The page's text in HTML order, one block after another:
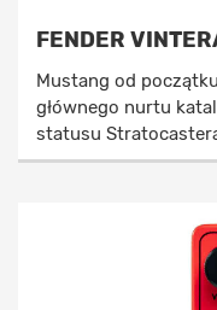
FENDER
Mustang od
głównego nurtu
statusu